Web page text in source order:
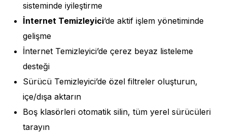
sisteminde iyileştirme
İnternet Temizleyici‘de aktif işlem yönetiminde
gelişme
İnternet Temizleyici’de çerez beyaz listeleme
desteği
Sürücü Temizleyici’de özel filtreler oluşturun,
içe/dışa aktarın
Boş klasörleri otomatik silin, tüm yerel sürücüleri
tarayın